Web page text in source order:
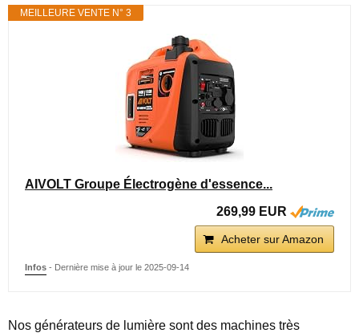
MEILLEURE VENTE N° 3
AIVOLT Groupe Électrogène d'essence...
269,99 EUR
Acheter sur Amazon
Infos - Dernière mise à jour le 2025-09-14
Nos générateurs de lumière sont des machines très